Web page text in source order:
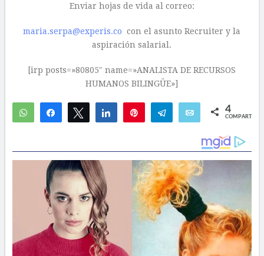
Enviar hojas de vida al correo:
maria.serpa@experis.co con el asunto Recruiter y la
aspiración salarial.
[irp posts=»80805″ name=»ANALISTA DE RECURSOS
HUMANOS BILINGÜE»]
WhatsAppCompartirTwittear Compartir Telegram Email 4
COMPARTIR